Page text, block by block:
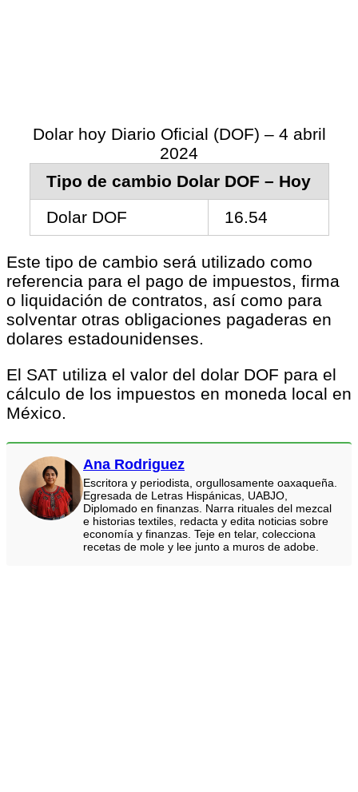
Dolar hoy Diario Oficial (DOF) – 4 abril
2024
Tipo de cambio Dolar DOF – Hoy
Dolar DOF
16.54
Este tipo de cambio será utilizado como
referencia para el pago de impuestos, firma
o liquidación de contratos, así como para
solventar otras obligaciones pagaderas en
dolares estadounidenses.
El SAT utiliza el valor del dolar DOF para el
cálculo de los impuestos en moneda local en
México.
Ana Rodriguez
Escritora y periodista, orgullosamente oaxaqueña.
Egresada de Letras Hispánicas, UABJO,
Diplomado en finanzas. Narra rituales del mezcal
e historias textiles, redacta y edita noticias sobre
economía y finanzas. Teje en telar, colecciona
recetas de mole y lee junto a muros de adobe.